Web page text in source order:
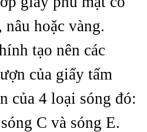
hoặc vàng.
tạo nên các
của giấy tấm
của 4 loại sóng đó:
C và sóng E.